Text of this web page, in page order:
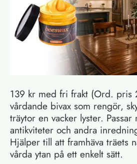
139 kr med fri frakt (Ord. pris
vårdande bivax som rengör,
träytor en vacker lyster.
antikviteter och andra
Hjälper till att framhäva träets
vårda ytan på ett enkelt sätt.